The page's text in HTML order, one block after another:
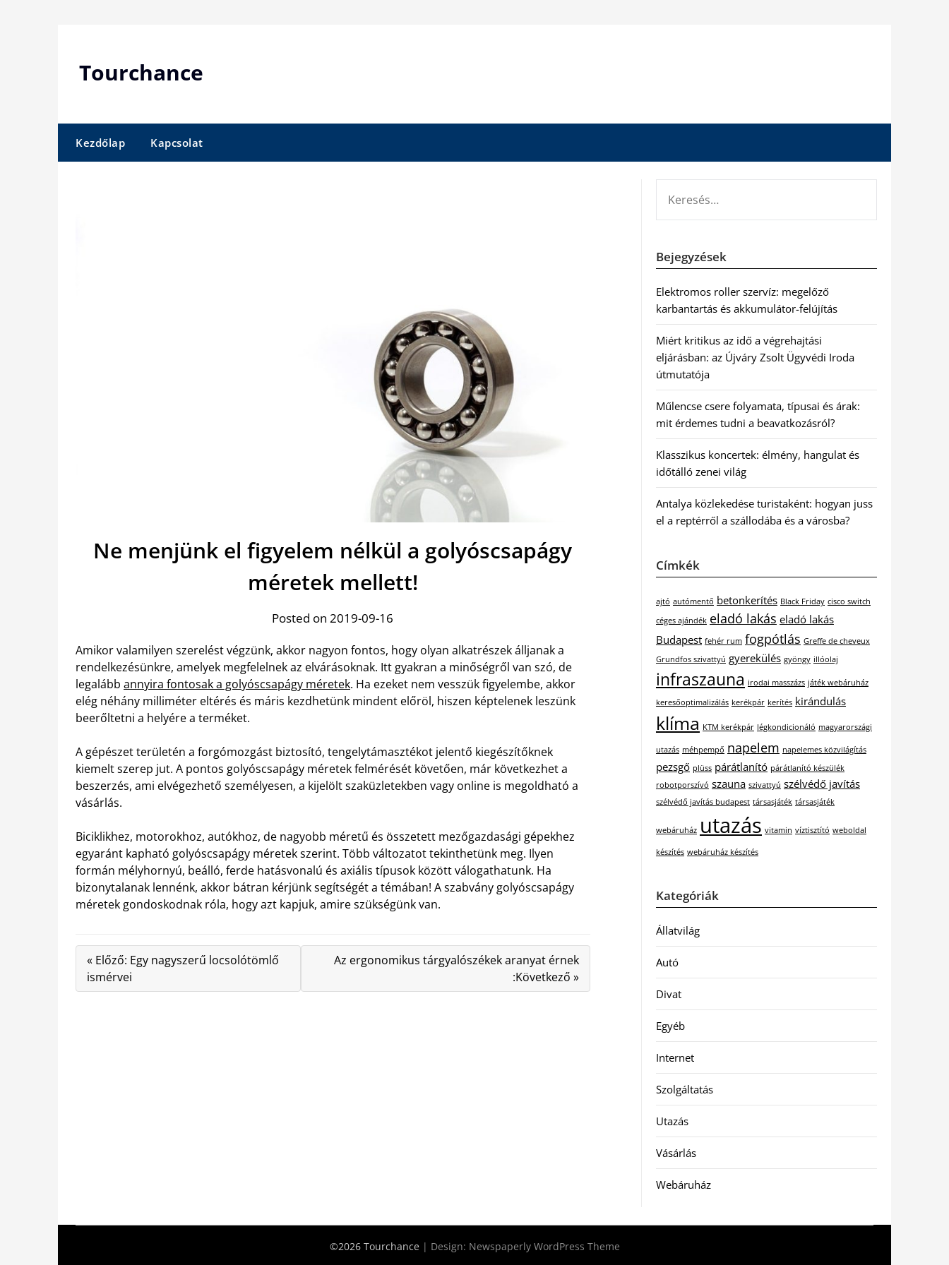
Tourchance
Kezdőlap Kapcsolat
Ne menjünk el figyelem nélkül a golyóscsapágy
méretek mellett!
Posted on 2019-09-16
Amikor valamilyen szerelést végzünk, akkor nagyon fontos, hogy olyan alkatrészek álljanak a
rendelkezésünkre, amelyek megfelelnek az elvárásoknak. Itt gyakran a minőségről van szó, de
legalább annyira fontosak a golyóscsapágy méretek. Ha ezeket nem vesszük figyelembe, akkor
elég néhány milliméter eltérés és máris kezdhetünk mindent előröl, hiszen képtelenek leszünk
beerőltetni a helyére a terméket.
A gépészet területén a forgómozgást biztosító, tengelytámasztékot jelentő kiegészítőknek
kiemelt szerep jut. A pontos golyóscsapágy méretek felmérését követően, már következhet a
beszerzés, ami elvégezhető személyesen, a kijelölt szaküzletekben vagy online is megoldható a
vásárlás.
Biciklikhez, motorokhoz, autókhoz, de nagyobb méretű és összetett mezőgazdasági gépekhez
egyaránt kapható golyóscsapágy méretek szerint. Több változatot tekinthetünk meg. Ilyen
formán mélyhornyú, beálló, ferde hatásvonalú és axiális típusok között válogathatunk. Ha
bizonytalanak lennénk, akkor bátran kérjünk segítségét a témában! A szabvány golyóscsapágy
méretek gondoskodnak róla, hogy azt kapjuk, amire szükségünk van.
« Előző: Egy nagyszerű locsolótömlő
ismérvei
Az ergonomikus tárgyalószékek aranyat érnek
:Következő »
Bejegyzések
Elektromos roller szervíz: megelőző
karbantartás és akkumulátor-felújítás
Miért kritikus az idő a végrehajtási
eljárásban: az Újváry Zsolt Ügyvédi Iroda
útmutatója
Műlencse csere folyamata, típusai és árak:
mit érdemes tudni a beavatkozásról?
Klasszikus koncertek: élmény, hangulat és
időtálló zenei világ
Antalya közlekedése turistaként: hogyan juss
el a reptérről a szállodába és a városba?
Címkék
ajtó autómentő betonkerítés Black Friday cisco switch
céges ajándék eladó lakás eladó lakás
Budapest fehér rum fogpótlás Greffe de cheveux
Grundfos szivattyú gyerekülés gyöngy illóolaj
infraszauna irodai masszázs játék webáruház
keresőoptimalizálás kerékpár kerítés kirándulás
klíma KTM kerékpár légkondicionáló magyarországi
utazás méhpempő napelem napelemes közvilágítás
pezsgő plüss párátlanító párátlanító készülék
robotporszívó szauna szivattyú szélvédő javítás
szélvédő javítás budapest társasjáték társasjáték
webáruház utazás vitamin víztisztító weboldal
készítés webáruház készítés
Kategóriák
Állatvilág
Autó
Divat
Egyéb
Internet
Szolgáltatás
Utazás
Vásárlás
Webáruház
©2026 Tourchance | Design: Newspaperly WordPress Theme